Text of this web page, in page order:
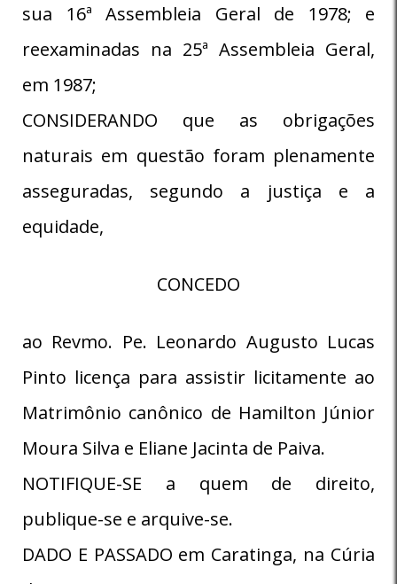
sua 16ª Assembleia Geral de 1978; e
reexaminadas na 25ª Assembleia Geral,
em 1987;
CONSIDERANDO que as obrigações
naturais em questão foram plenamente
asseguradas, segundo a justiça e a
equidade,
CONCEDO
ao Revmo. Pe. Leonardo Augusto Lucas
Pinto licença para assistir licitamente ao
Matrimônio canônico de Hamilton Júnior
Moura Silva e Eliane Jacinta de Paiva.
NOTIFIQUE-SE a quem de direito,
publique-se e arquive-se.
DADO E PASSADO em Caratinga, na Cúria